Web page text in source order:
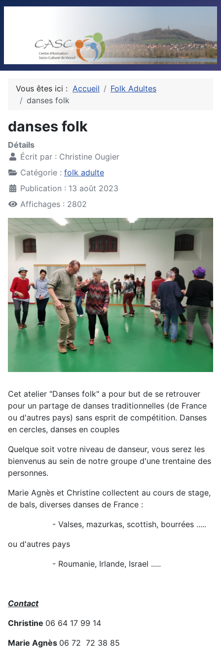
Vous êtes ici : Accueil
Folk Adultes
danses folk
danses folk
Détails
Écrit par : Christine Ougier
Catégorie : folk adulte
Publication : 13 août 2023
Affichages : 2802
Cet atelier "Danses folk" a pour but de se retrouver
pour un partage de danses traditionnelles (de France
ou d'autres pays) sans esprit de compétition. Danses
en cercles, danses en couples
Quelque soit votre niveau de danseur, vous serez les
bienvenus au sein de notre groupe d'une trentaine des
personnes.
Marie Agnès et Christine collectent au cours de stage,
de bals, diverses danses de France :
- Valses, mazurkas, scottish, bourrées .....
ou d'autres pays
- Roumanie, Irlande, Israel .....
Contact
Christine 06 64 17 99 14
Marie Agnès 06 72 72 38 85